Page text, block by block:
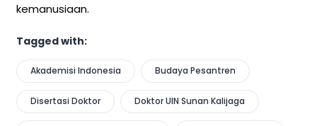
kemanusiaan.
Tagged with:
Akademisi Indonesia Budaya Pesantren
Disertasi Doktor Doktor UIN Sunan Kalijaga